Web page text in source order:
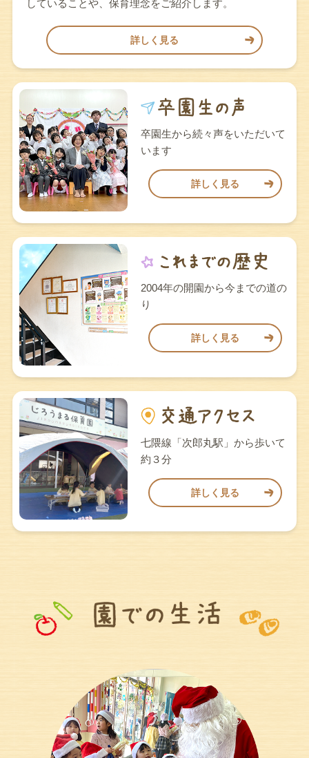
していることや、保育理念をご紹介します。
詳しく見る
卒園生から続々声をいただいて
います
詳しく見る
2004年の開園から今までの道の
り
詳しく見る
七隈線「次郎丸駅」から歩いて
約３分
詳しく見る